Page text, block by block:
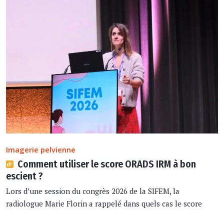
Imagerie pelvienne
Comment utiliser le score ORADS IRM à bon
escient ?
Lors d’une session du congrès 2026 de la SIFEM, la
radiologue Marie Florin a rappelé dans quels cas le score